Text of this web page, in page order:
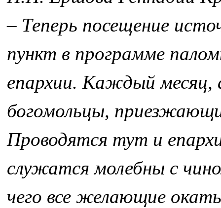
– Теперь посещение
пункт в программе
епархии. Каждый месяц,
богомольцы,
Проводятся тут и
служатся молебны с
чего все желающие